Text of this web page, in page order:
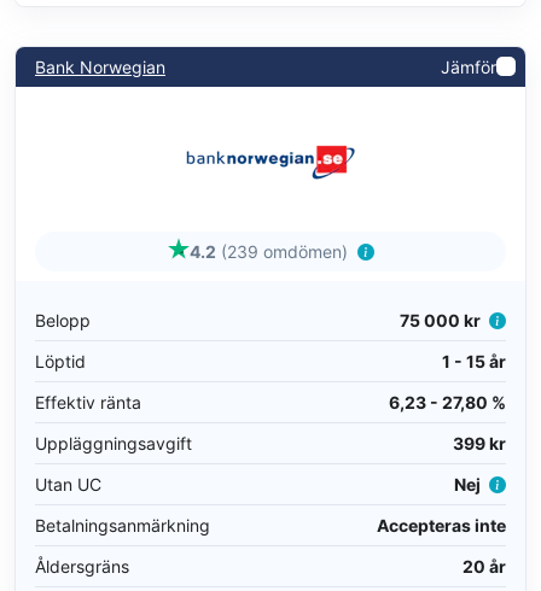
Bank Norwegian Jämför
4.2 (239 omdömen)
Belopp
75 000 kr
Löptid
1 - 15 år
Effektiv ränta
6,23 - 27,80 %
Uppläggningsavgift
399 kr
Utan UC
Nej
Betalningsanmärkning
Accepteras inte
Åldersgräns
20 år